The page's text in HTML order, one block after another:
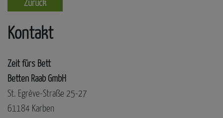
Zurück
Kontakt
Zeit fürs Bett
Betten Raab GmbH
St. Egrève-Straße 25-27
61184 Karben